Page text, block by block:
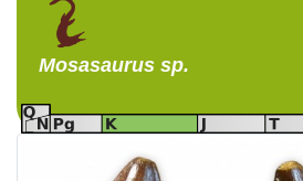
Mosasaurus sp.